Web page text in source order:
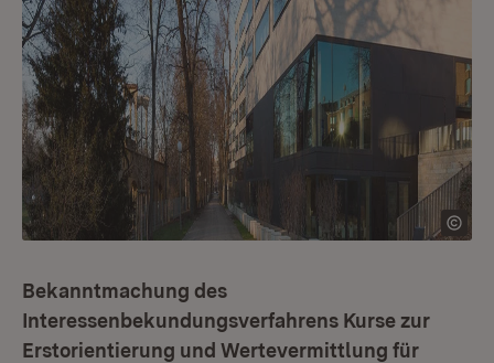
Bekanntmachung des
Interessenbekundungsverfahrens Kurse zur
Erstorientierung und Wertevermittlung für